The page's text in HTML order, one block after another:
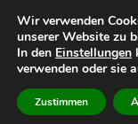
Home
Wir verwenden
unserer Website zu
In den Einstellungen
verwenden oder sie
Zustimmen